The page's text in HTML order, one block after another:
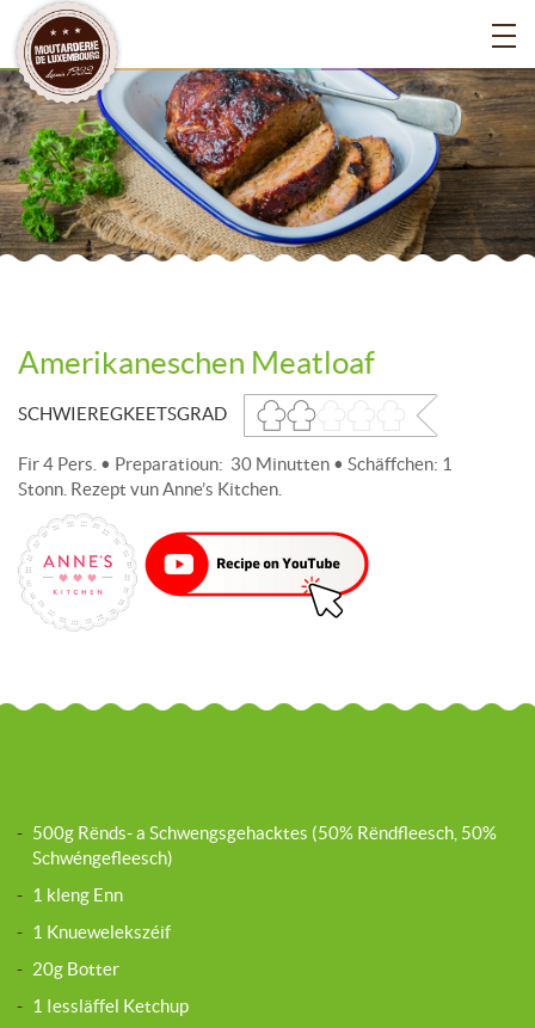
Amerikaneschen Meatloaf
SCHWIEREGKEETSGRAD
Fir 4 Pers. • Preparatioun: 30 Minutten • Schäffchen: 1
Stonn. Rezept vun Anne’s Kitchen.
- 500g Rënds- a Schwengsgehacktes (50% Rëndfleesch, 50%
Schwéngefleesch)
- 1 kleng Enn
- 1 Knuewelekszéif
- 20g Botter
- 1 Iessläffel Ketchup